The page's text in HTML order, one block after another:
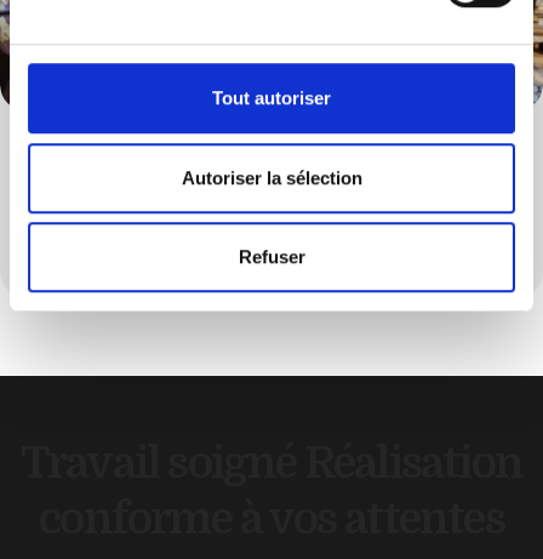
Tout autoriser
Autoriser la sélection
Refuser
Décoration
Personnalisé votre intérieur grâce à une décoration